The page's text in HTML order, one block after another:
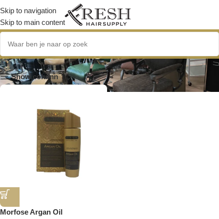
Skip to navigation
Skip to main content
Morfose Argan Oil
Show column
Morfose Argan Oil